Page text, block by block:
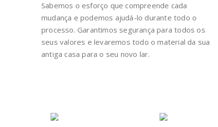
Sabemos o esforço que compreende cada
mudança e podemos ajudá-lo durante todo o
processo. Garantimos segurança para todos os
seus valores e levaremos todo o material da sua
antiga casa para o seu novo lar.